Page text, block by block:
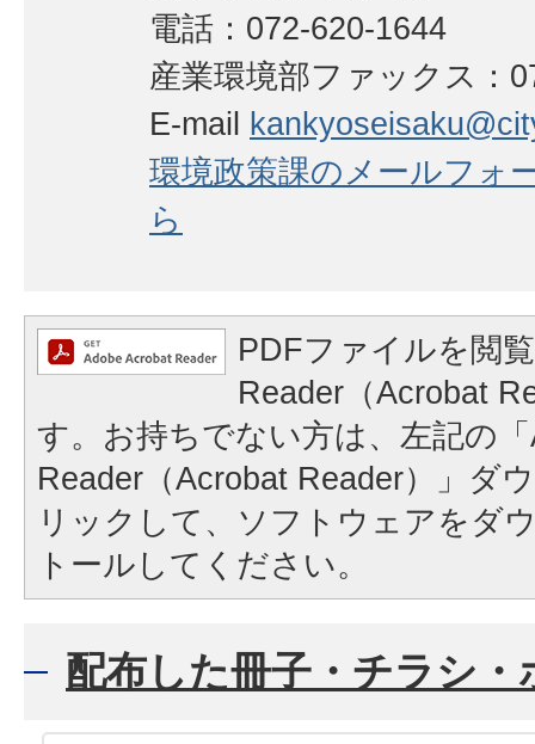
電話：072-620-1644
産業環境部ファックス：
E-mail
環境政策課のメールフォ
ら
PDFファイルを閲
Reader（Acrobat
す。お持ちでない方は、左記の
Reader（Acrobat Reader）」ダ
リックして、ソフトウェアをダ
トールしてください。
配布した冊子・チラシ・